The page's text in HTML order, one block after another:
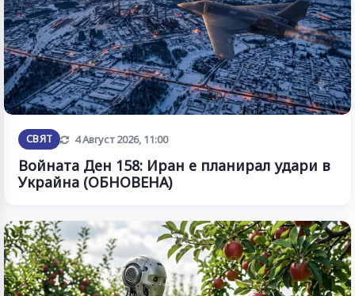
СВЯТ Обновена
4 Август 2026, 11:00
Войната Ден 158: Иран е планирал удари в
Украйна (ОБНОВЕНА)